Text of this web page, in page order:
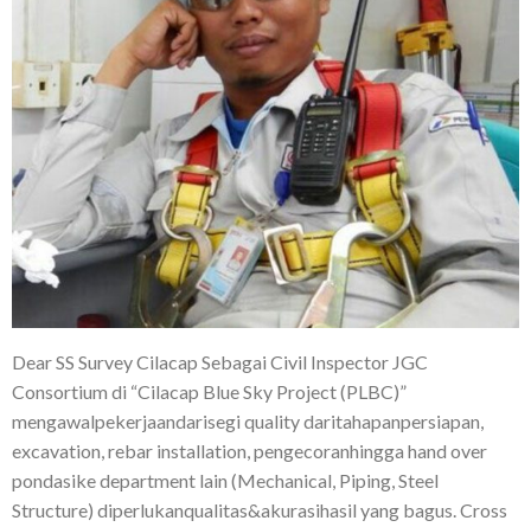
Dear SS Survey Cilacap Sebagai Civil Inspector JGC
Consortium di “Cilacap Blue Sky Project (PLBC)”
mengawalpekerjaandarisegi quality daritahapanpersiapan,
excavation, rebar installation, pengecoranhingga hand over
pondasike department lain (Mechanical, Piping, Steel
Structure) diperlukanqualitas&akurasihasil yang bagus. Cross